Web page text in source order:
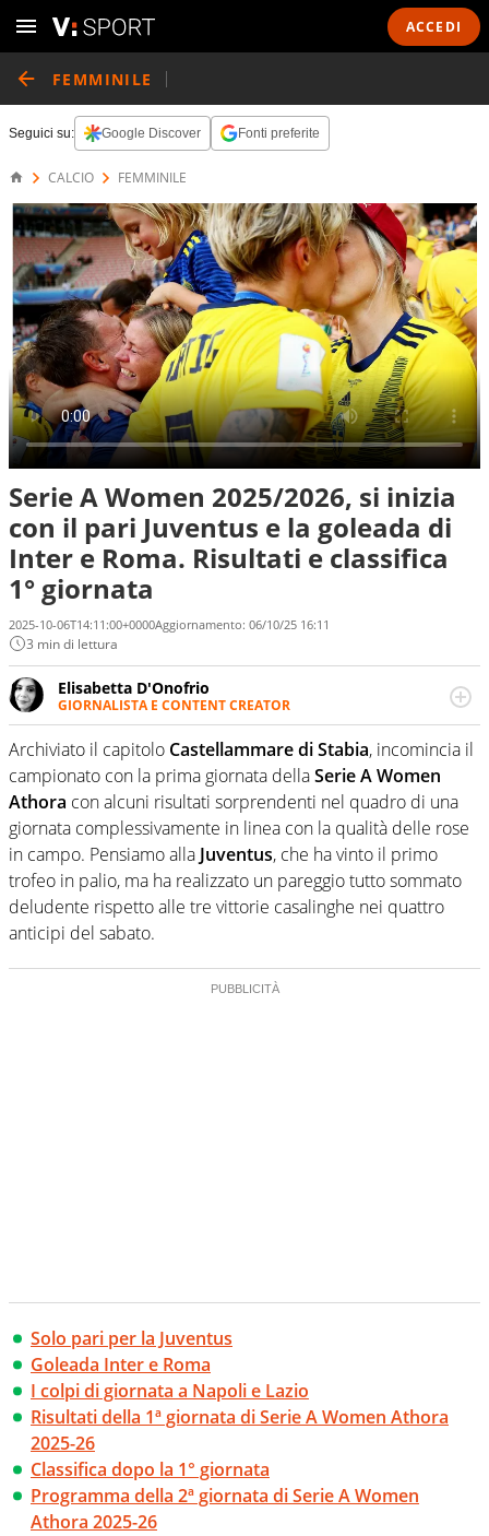
ACCEDI
FEMMINILE
Seguici su: Google Discover Fonti preferite
CALCIO FEMMINILE
Serie A Women 2025/2026, si inizia
con il pari Juventus e la goleada di
Inter e Roma. Risultati e classifica
1° giornata
2025-10-06T14:11:00+0000Aggiornamento: 06/10/25 16:11
3 min di lettura
Elisabetta D'Onofrio
GIORNALISTA E CONTENT CREATOR
Giornalista professionista dal 2007, scrive per curiosità
personale e necessità: soprattutto di calcio, di sport e dei
suoi protagonisti, concedendosi innocenti evasioni
nell'ambito della creazione di format. Un tempo ala
destra, oggi si sente a suo agio nel ruolo di libero. Cura
una classifica riservata dei migliori 5 calciatori di sempre.
Archiviato il capitolo Castellammare di Stabia, incomincia il
campionato con la prima giornata dellaSerie A Women
Athora con alcuni risultati sorprendenti nel quadro di una
giornata complessivamente in linea con la qualità delle rose
in campo. Pensiamo alla Juventus, che ha vinto il primo
trofeo in palio, ma ha realizzato un pareggio tutto sommato
deludente rispetto alle tre vittorie casalinghe nei quattro
anticipi del sabato.
Solo pari per la Juventus
Goleada Inter e Roma
I colpi di giornata a Napoli e Lazio
Risultati della 1ª giornata di Serie A Women Athora
2025-26
Classifica dopo la 1° giornata
Programma della 2ª giornata di Serie A Women
Athora 2025-26